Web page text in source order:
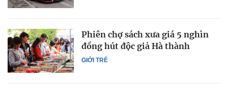
GIỚI TRẺ
Phiên chợ sách xưa giá 5 nghìn
đồng hút độc giả Hà thành